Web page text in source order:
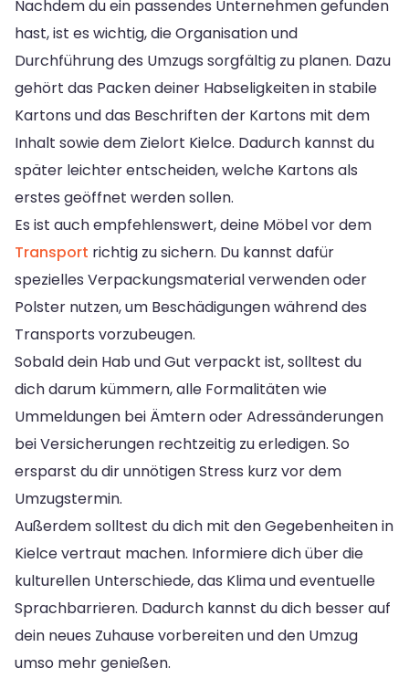
Nachdem du ein passendes Unternehmen gefunden
hast, ist es wichtig, die Organisation und
Durchführung des Umzugs sorgfältig zu planen. Dazu
gehört das Packen deiner Habseligkeiten in stabile
Kartons und das Beschriften der Kartons mit dem
Inhalt sowie dem Zielort Kielce. Dadurch kannst du
später leichter entscheiden, welche Kartons als
erstes geöffnet werden sollen.
Es ist auch empfehlenswert, deine Möbel vor dem
Transport richtig zu sichern. Du kannst dafür
spezielles Verpackungsmaterial verwenden oder
Polster nutzen, um Beschädigungen während des
Transports vorzubeugen.
Sobald dein Hab und Gut verpackt ist, solltest du
dich darum kümmern, alle Formalitäten wie
Ummeldungen bei Ämtern oder Adressänderungen
bei Versicherungen rechtzeitig zu erledigen. So
ersparst du dir unnötigen Stress kurz vor dem
Umzugstermin.
Außerdem solltest du dich mit den Gegebenheiten in
Kielce vertraut machen. Informiere dich über die
kulturellen Unterschiede, das Klima und eventuelle
Sprachbarrieren. Dadurch kannst du dich besser auf
dein neues Zuhause vorbereiten und den Umzug
umso mehr genießen.